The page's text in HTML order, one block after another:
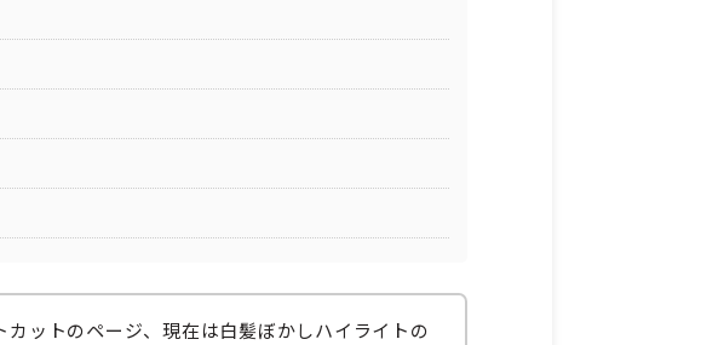
ットのページ、現在は白髪ぼかしハイライトの